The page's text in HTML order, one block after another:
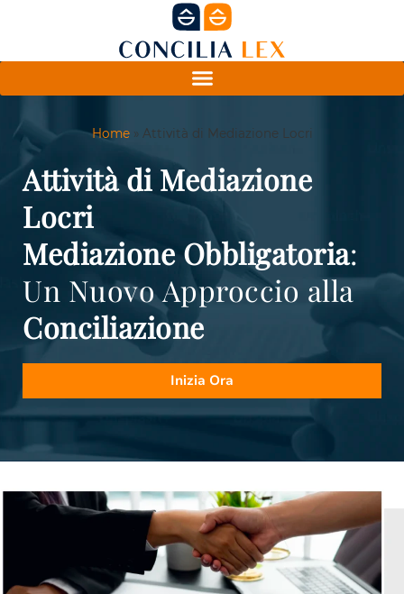
Home» Attività di Mediazione Locri
Attività di Mediazione
Locri
Mediazione Obbligatoria:
Un Nuovo Approccio alla
Conciliazione
Inizia Ora